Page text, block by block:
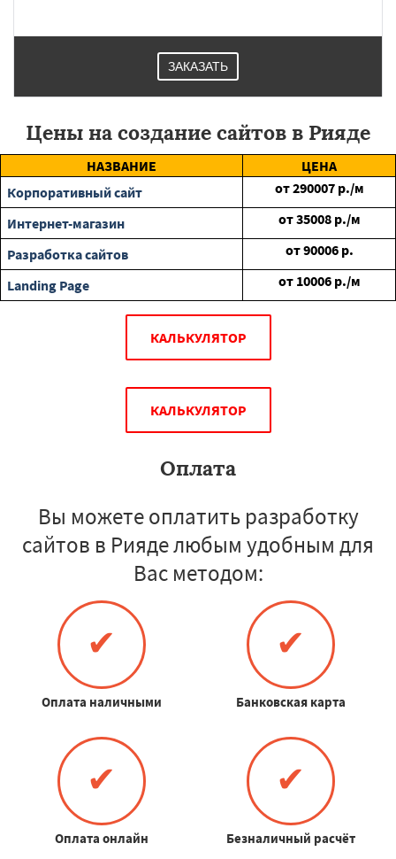
ЗАКАЗАТЬ
Цены на создание сайтов в Рияде
НАЗВАНИЕ
ЦЕНА
Корпоративный сайт
от290007 р./м
Интернет-магазин
от35008 р./м
Разработка сайтов
от90006 р.
Landing Page
от 10006 р./м
КАЛЬКУЛЯТОР
КАЛЬКУЛЯТОР
Оплата
Вы можете оплатить разработку
сайтов в Рияде любым удобным для
Вас методом:
✔
Оплата наличными
✔
Банковская карта
✔
Оплата онлайн
✔
Безналичный расчёт